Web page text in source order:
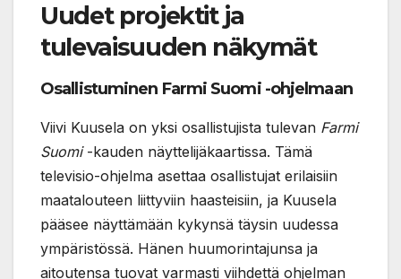
Uudet projektit ja
tulevaisuuden näkymät
Osallistuminen Farmi Suomi -ohjelmaan
Viivi Kuusela on yksi osallistujista tulevan Farmi
Suomi-kauden näyttelijäkaartissa. Tämä
televisio-ohjelma asettaa osallistujat erilaisiin
maatalouteen liittyviin haasteisiin, ja Kuusela
pääsee näyttämään kykynsä täysin uudessa
ympäristössä. Hänen huumorintajunsa ja
aitoutensa tuovat varmasti viihdettä ohjelman